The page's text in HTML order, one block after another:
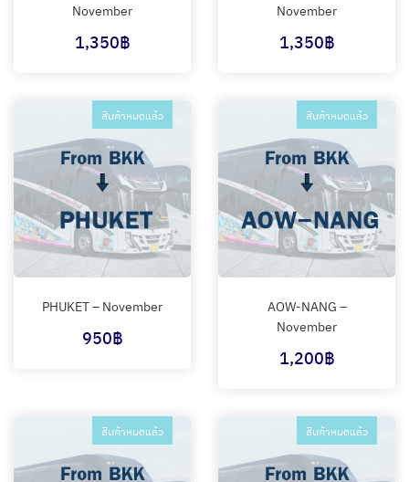
November
1,350฿
November
1,350฿
สินค้าหมดแล้ว
PHUKET – November
950฿
สินค้าหมดแล้ว
AOW-NANG –
November
1,200฿
สินค้าหมดแล้ว สินค้าหมดแล้ว